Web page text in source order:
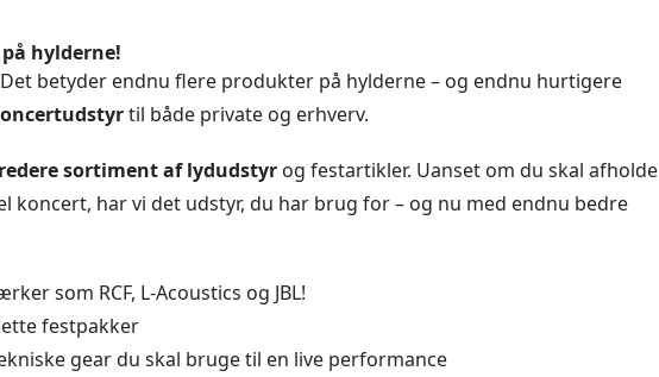
hylderne!
betyder endnu flere produkter på hylderne – og endnu hurtigere
til både private og erhverv.
sortiment af lydudstyr og festartikler. Uanset om du skal afholde
har vi det udstyr, du har brug for – og nu med endnu bedre
som RCF, L-Acoustics og JBL!
festpakker
gear du skal bruge til en live performance